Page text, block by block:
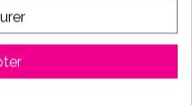
de stimuler la production
cutanée et les
peau et des cheveux